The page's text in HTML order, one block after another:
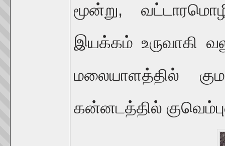
மூன்று,
இயக்கம் உருவாகி
மலையாளத்தில்
கன்னடத்தில்